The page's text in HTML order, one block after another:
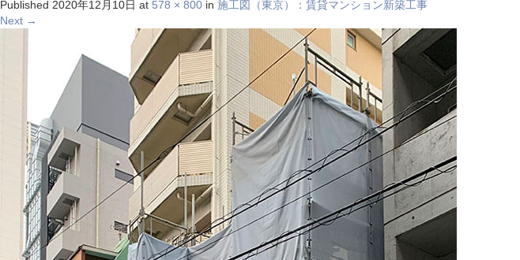
Published 2020年12月10日 at 578 × 800 in 施工図（東京）：賃貸マンション新築工事
Next →